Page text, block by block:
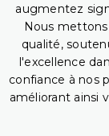
augmentez
Nous
qualité,
l'excellence
confiance à nos
améliorant ainsi